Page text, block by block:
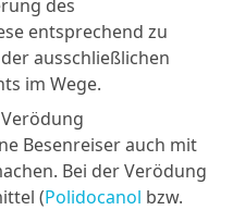
des
entsprechend zu
ausschließlichen
im Wege.
Besenreiser auch mit
Bei der Verödung
(Polidocanol bzw.